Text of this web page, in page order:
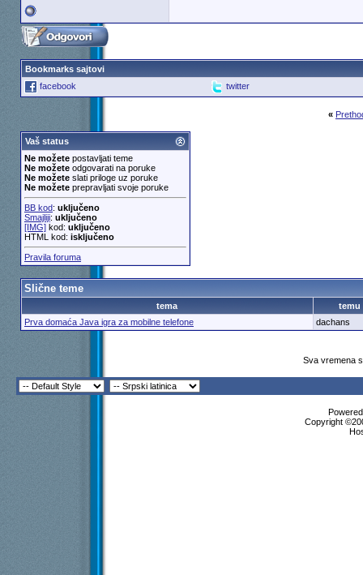
Bookmarks sajtovi
facebook
twitter
«
Vaš status
Ne možetepostavljati teme
Ne možeteodgovarati na poruke
Ne možeteslati priloge uz poruke
Ne možeteprepravljati svoje poruke
BB kod: uključeno
Smajliji: uključeno
[IMG]kod: uključeno
HTML kod: isključeno
Pravila foruma
Slične teme
tema
temu
Prva domaća Java igra za mobilne telefone
dachans
Sva vremena
Copyright